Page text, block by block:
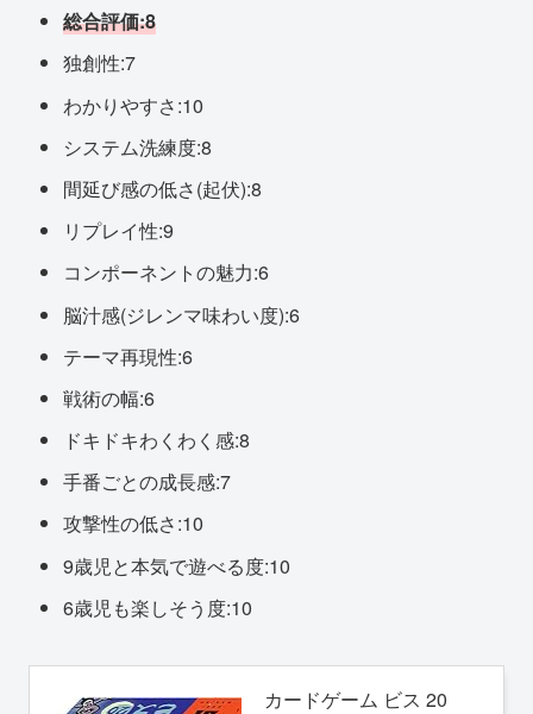
総合評価:8
独創性:7
わかりやすさ:10
システム洗練度:8
間延び感の低さ(起伏):8
リプレイ性:9
コンポーネントの魅力:6
脳汁感(ジレンマ味わい度):6
テーマ再現性:6
戦術の幅:6
ドキドキわくわく感:8
手番ごとの成長感:7
攻撃性の低さ:10
9歳児と本気で遊べる度:10
6歳児も楽しそう度:10
カードゲーム ビス 20